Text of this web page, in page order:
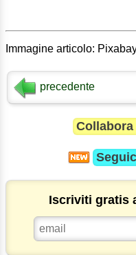
Immagine articolo:
precedente
Collabora
Iscriviti gratis